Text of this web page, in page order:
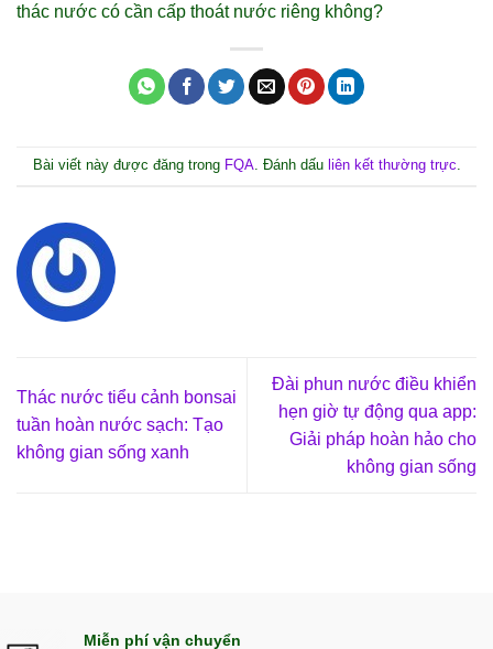
thác nước có cần cấp thoát nước riêng không?
Bài viết này được đăng trong FQA. Đánh dấu liên kết thường trực
Thác nước tiểu cảnh bonsai
tuần hoàn nước sạch: Tạo
không gian sống xanh
Đài phun nước điều khiển
hẹn giờ tự động qua app:
Giải pháp hoàn hảo cho
không gian sống
Miễn phí vận chuyển